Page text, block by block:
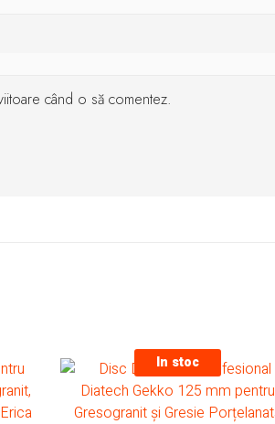
când o să comentez.
In stoc